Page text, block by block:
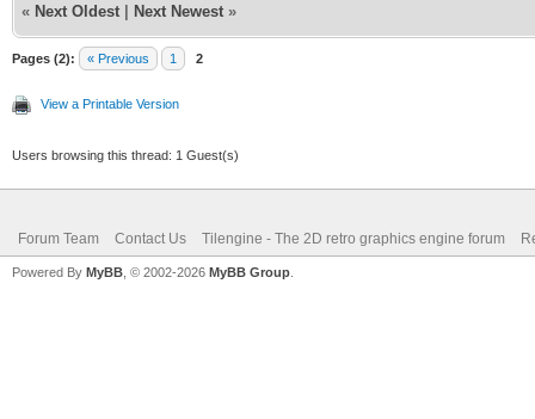
« Next Oldest Next Newest »
Pages (2): « Previous 1 2
View a Printable Version
Users browsing this thread: 1 Guest(s)
Forum Team Contact Us Tilengine - The 2D retro graphics engine forum
Powered By MyBB , © 2002-2026 MyBB Group